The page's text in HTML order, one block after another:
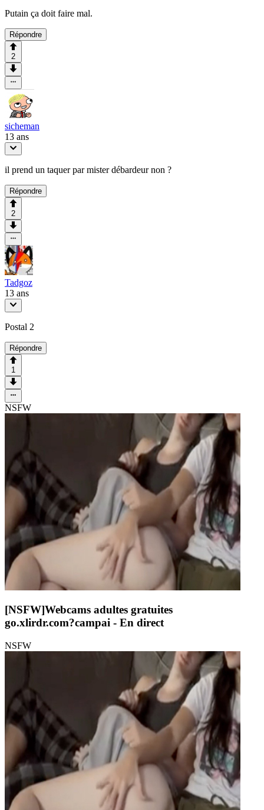
Putain ça doit faire mal.
Répondre
2
sicheman
13 ans
il prend un taquer par mister débardeur non ?
Répondre
2
Tadgoz
13 ans
Postal 2
Répondre
1
NSFW
[NSFW]Webcams adultes gratuites
go.xlirdr.com?campai - En direct
NSFW